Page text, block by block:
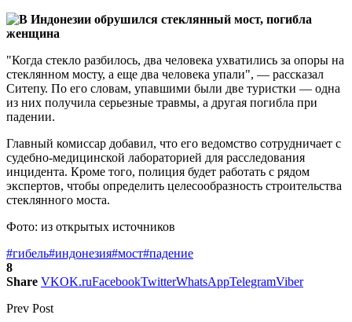
"Когда стекло разбилось, два человека ухватились за опоры на
стеклянном мосту, а еще два человека упали", — рассказал
Ситепу. По его словам, упавшими были две туристки — одна
из них получила серьезные травмы, а другая погибла при
падении.
Главный комиссар добавил, что его ведомство сотрудничает с
судебно-медицинской лабораторией для расследования
инцидента. Кроме того, полиция будет работать с рядом
экспертов, чтобы определить целесообразность строительства
стеклянного моста.
Фото: из открытых источников
#гибель#индонезия#мост#падение
8
Share VKOK.ruFacebookTwitterWhatsAppTelegramViber
Prev Post